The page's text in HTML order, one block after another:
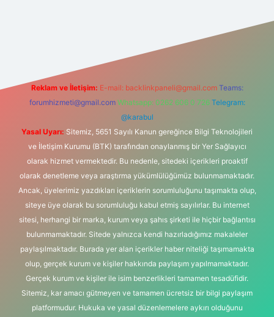
Reklam ve İletişim: E-mail: backlinkpaneli@gmail.com Teams:
forumhizmeti@gmail.com Whatsapp: 0262 606 0 726 Telegram:
@karabul
Yasal Uyarı: Sitemiz, 5651 Sayılı Kanun gereğince Bilgi Teknolojileri
ve İletişim Kurumu (BTK) tarafından onaylanmış bir Yer Sağlayıcı
olarak hizmet vermektedir. Bu nedenle, sitedeki içerikleri proaktif
olarak denetleme veya araştırma yükümlülüğümüz bulunmamaktadır.
Ancak, üyelerimiz yazdıkları içeriklerin sorumluluğunu taşımakta olup,
siteye üye olarak bu sorumluluğu kabul etmiş sayılırlar. Bu internet
sitesi, herhangi bir marka, kurum veya şahıs şirketi ile hiçbir bağlantısı
bulunmamaktadır. Sitede yalnızca kendi hazırladığımız makaleler
paylaşılmaktadır. Burada yer alan içerikler haber niteliği taşımamakta
olup, gerçek kurum ve kişiler hakkında paylaşım yapılmamaktadır.
Gerçek kurum ve kişiler ile isim benzerlikleri tamamen tesadüfidir.
Sitemiz, kar amacı gütmeyen ve tamamen ücretsiz bir bilgi paylaşım
platformudur. Hukuka ve yasal düzenlemelere aykırı olduğunu